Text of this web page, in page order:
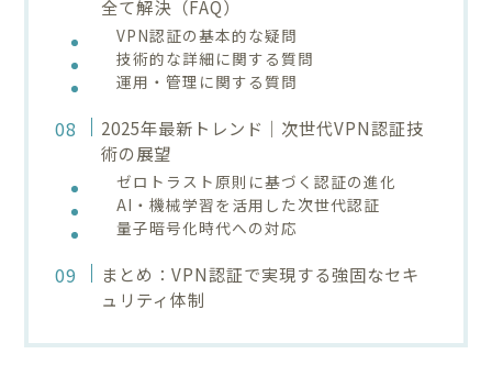
全て解決（FAQ）
VPN認証の基本的な疑問
技術的な詳細に関する質問
運用・管理に関する質問
2025年最新トレンド｜次世代VPN認証技
術の展望
ゼロトラスト原則に基づく認証の進化
AI・機械学習を活用した次世代認証
量子暗号化時代への対応
まとめ：VPN認証で実現する強固なセキ
ュリティ体制